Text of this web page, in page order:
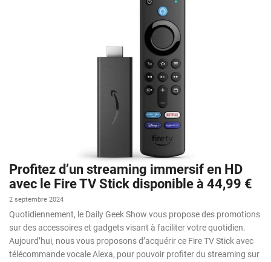
Profitez d’un streaming immersif en HD
avec le Fire TV Stick disponible à 44,99 €
2 septembre 2024
Quotidiennement, le Daily Geek Show vous propose des promotions
sur des accessoires et gadgets visant à faciliter votre quotidien.
Aujourd’hui, nous vous proposons d’acquérir ce Fire TV Stick avec
télécommande vocale Alexa, pour pouvoir profiter du streaming sur